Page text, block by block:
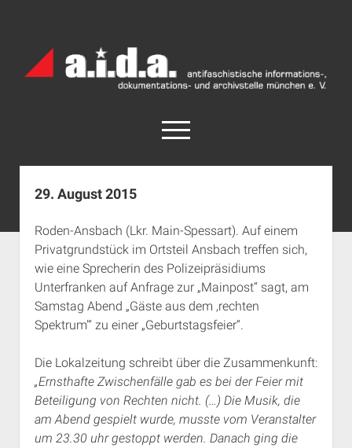
Archiv
München
open
menu
facebook
rss info@aida-archiv.de
Aktuelles
Termine
open
dropdown
menu
Antifaschistische Termine im Süden
Antifaschistische Termine in München
Rechte Termine München
Chronologie
Das Archiv
open
dropdown
Über a.i.d.a.
RSS-Feeds, Twitter & Facebook
Bibliothek
Kontakt & PGP-Key
29. August 2015
Roden-Ansbach (Lkr. Main-Spessart). Auf einem
Privatgrundstück im Ortsteil Ansbach treffen sich,
wie eine Sprecherin des Polizeipräsidiums
Unterfranken auf Anfrage zur „Mainpost“ sagt, am
Samstag Abend „Gäste aus dem ‚rechten
Spektrum'“ zu einer „Geburtstagsfeier“.
Die Lokalzeitung schreibt über die Zusammenkunft:
„Ernsthafte Zwischenfälle gab es bei der Feier mit
Beteiligung von Rechten nicht. (…) Die Musik, die
am Abend gespielt wurde, musste vom Veranstalter
um 23.30 uhr gestoppt werden. Danach ging die